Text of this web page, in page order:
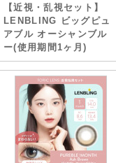
【近視・乱視セット】
LENBLING ビッグピュ
アブル オーシャンブル
ー(使用期間1ヶ月)